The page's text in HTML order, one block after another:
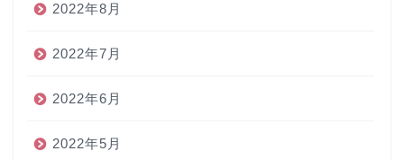
2022年8月
2022年7月
2022年6月
2022年5月